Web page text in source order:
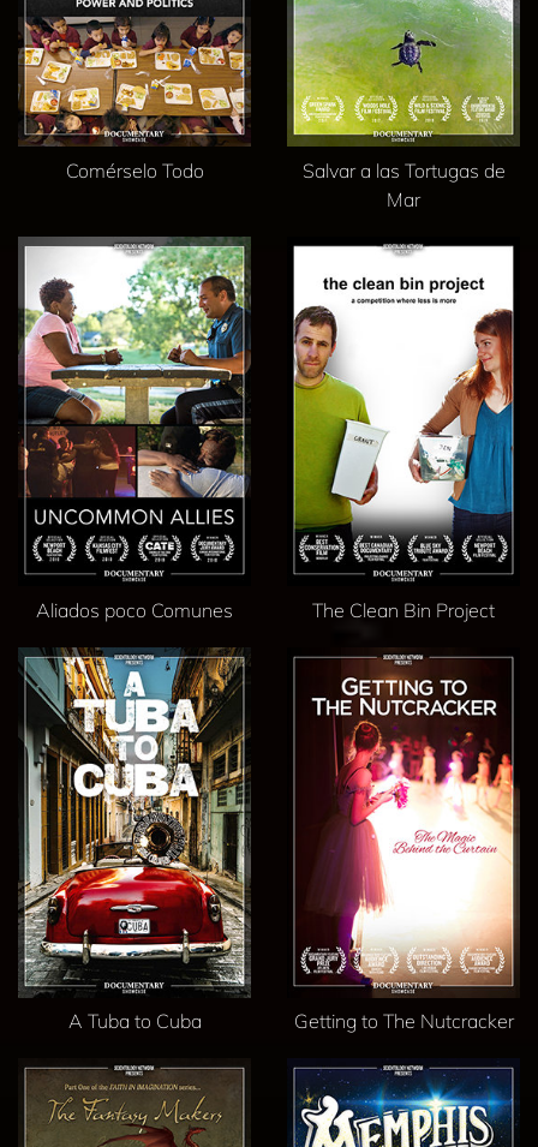
Comérselo Todo
Salvar a las Tortugas de
Mar
Aliados poco Comunes The Clean Bin Project
A Tuba to Cuba Getting to The Nutcracker